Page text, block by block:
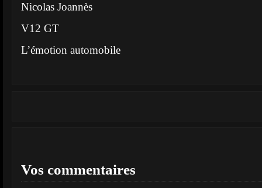
Nicolas Joannès
V12 GT
L’émotion automobile
Vos commentaires